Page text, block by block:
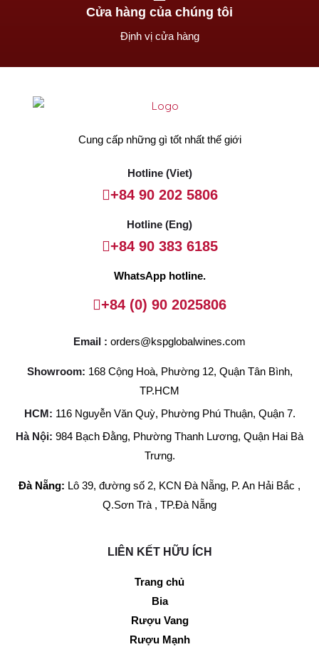
Cửa hàng của chúng tôi
Định vị cửa hàng
Cung cấp những gì tốt nhất thế giới
Hotline (Viet)
+84 90 202 5806
Hotline (Eng)
+84 90 383 6185
WhatsApp hotline.
+84 (0) 90 2025806
Email : orders@kspglobalwines.com
Showroom: 168 Cộng Hoà, Phường 12, Quận Tân Bình,
TP.HCM
HCM: 116 Nguyễn Văn Quỳ, Phường Phú Thuận, Quận 7.
Hà Nội: 984 Bạch Đằng, Phường Thanh Lương, Quận Hai Bà
Trưng.
Đà Nẵng: Lô 39, đường số 2, KCN Đà Nẵng, P. An Hải Bắc ,
Q.Sơn Trà , TP.Đà Nẵng
LIÊN KẾT HỮU ÍCH
Trang chủ
Bia
Rượu Vang
Rượu Mạnh